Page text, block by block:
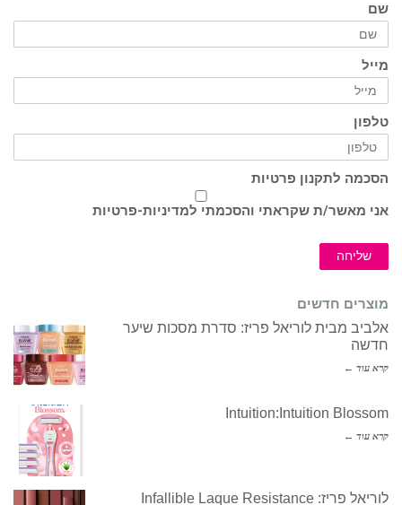
שם
מייל
טלפון
הסכמה לתקנון פרטיות
אני מאשר/ת שקראתי והסכמתי למדיניות-פרטיות
שליחה
מוצרים חדשים
אלביב מבית לוריאל פריז: סדרת מסכות שיער
חדשה
קרא עוד ←
Intuition:Intuition Blossom
קרא עוד ←
לוריאל פריז: Infallible Laque Resistance